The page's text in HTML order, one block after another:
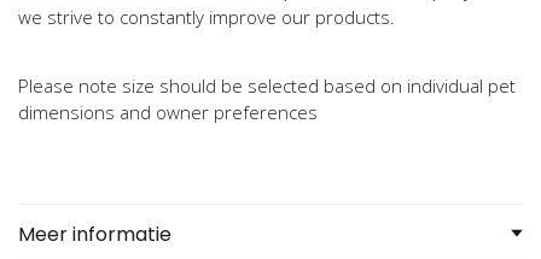
we strive to constantly improve our products.
Please note size should be selected based on individual pet
dimensions and owner preferences
Meer informatie